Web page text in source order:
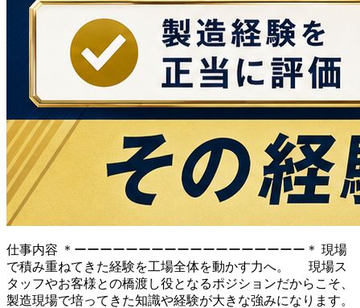
仕事内容 ＊ーーーーーーーーーーーーーーーーーー＊ 現場
で積み重ねてきた経験を工場全体を動かす力へ。 現場ス
タッフやお客様との橋渡し役となるポジションだからこそ、
製造現場で培ってきた知識や経験が大きな強みになります。